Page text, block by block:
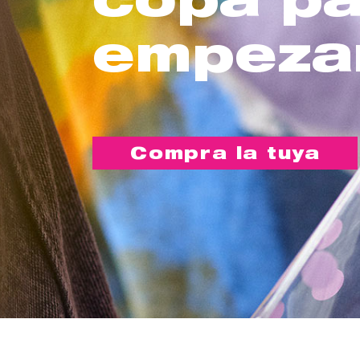
Compra la tuya